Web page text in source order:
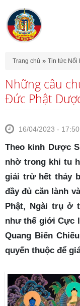
Bạn đang ở
Trang chủ » Tin tức Nổi
Những câu
Đức Phật
16/04/2023 - 17:50
Theo kinh Dược
nhờ trong khi tu
giải trừ hết thảy
đầy đủ căn lành
Phật, Ngài trụ ở
như thế giới Cực
Quang Biến
quyến thuộc để